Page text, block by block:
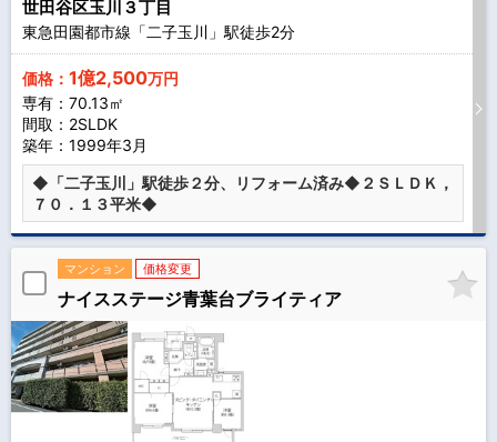
世田谷区玉川３丁目
東急田園都市線「二子玉川」駅徒歩2分
価格： 1億2,500万円
専有：70.13㎡
間取：2SLDK
築年：1999年3月
◆「二子玉川」駅徒歩２分、リフォーム済み◆２ＳＬＤＫ，
７０．１３平米◆
マンション 価格変更
ナイスステージ青葉台ブライティア